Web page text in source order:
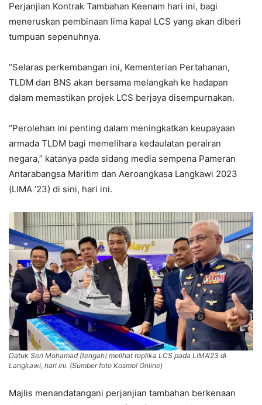
Perjanjian Kontrak Tambahan Keenam hari ini, bagi
meneruskan pembinaan lima kapal LCS yang akan diberi
tumpuan sepenuhnya.
“Selaras perkembangan ini, Kementerian Pertahanan,
TLDM dan BNS akan bersama melangkah ke hadapan
dalam memastikan projek LCS berjaya disempurnakan.
“Perolehan ini penting dalam meningkatkan keupayaan
armada TLDM bagi memelihara kedaulatan perairan
negara,” katanya pada sidang media sempena Pameran
Antarabangsa Maritim dan Aeroangkasa Langkawi 2023
(LIMA ’23) di sini, hari ini.
Datuk Seri Mohamad (tengah) melihat replika LCS pada LIMA’23 di
Langkawi, hari ini. (Sumber foto Kosmo! Online)
Majlis menandatangani perjanjian tambahan berkenaan